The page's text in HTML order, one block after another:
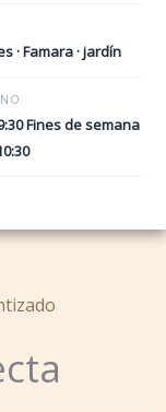
· Famara · jardín
Fines de semana